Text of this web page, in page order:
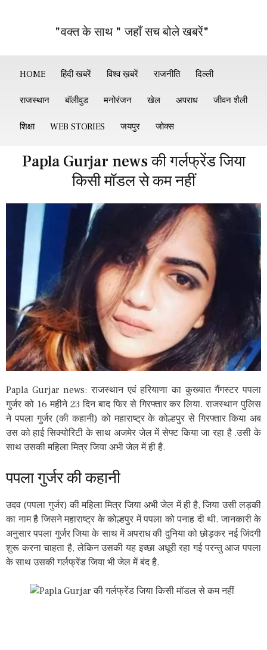
"वक्त के साथ " जहाँ सच बोले खबरें"
HOME हिंदी खबरें विश्व ख़बरें राजनीति दिल्ली
राजस्थान बॉलीवुड मनोरंजन खेल अपराध जीवन शैली
शिक्षा WEB STORIES जयपुर जोक्स
Papla Gurjar news की गर्लफ्रेंड जिया
किसी मॉडल से कम नहीं
Papla Gurjar news: राजस्थान एवं हरियाणा का कुख्यात गैंगस्टर पपला
गुर्जर को 16 महीने 23 दिन बाद फिर से गिरफ्तार कर लिया. राजस्थान पुलिस
ने पपला गुर्जर (की कहानी) को महाराष्ट्र के कोल्हपुर से गिरफ्तार किया अब
उस को हाई सिक्योरिटी के साथ अजमेर जेल में सेफ्ट किया जा रहा है .उसी के
साथ उसकी महिला मित्र जिया अभी जेल में ही है.
पपला गुर्जर की कहानी
उदव (पपला गुर्जर) की महिला मित्र जिया अभी जेल में ही है, जिया उसी लड़की
का नाम है जिसने महाराष्ट्र के कोल्हपुर में पपला को पनाह दी थी. जानकारी के
अनुसार पपला गुर्जर जिया के साथ में अपराध की दुनिया को छोड़कर नई जिंदगी
शुरू करना चाहता है, लेकिन उसकी यह इच्छा अधूरी रहा गई परन्तु आज पपला
के साथ उसकी गर्लफ्रेंड जिया भी जेल में बंद है.